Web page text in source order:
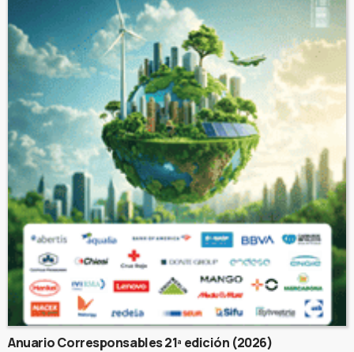
Anuario Corresponsables 21ª edición (2026)